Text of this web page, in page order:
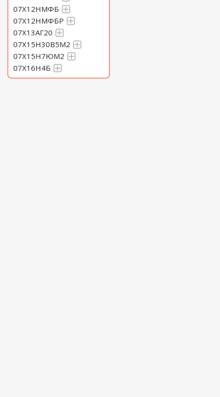
07Х12НМФБ
07Х12НМФБР
07Х13АГ20
07Х15Н30В5М2
07Х15Н7ЮМ2
07Х16Н4Б